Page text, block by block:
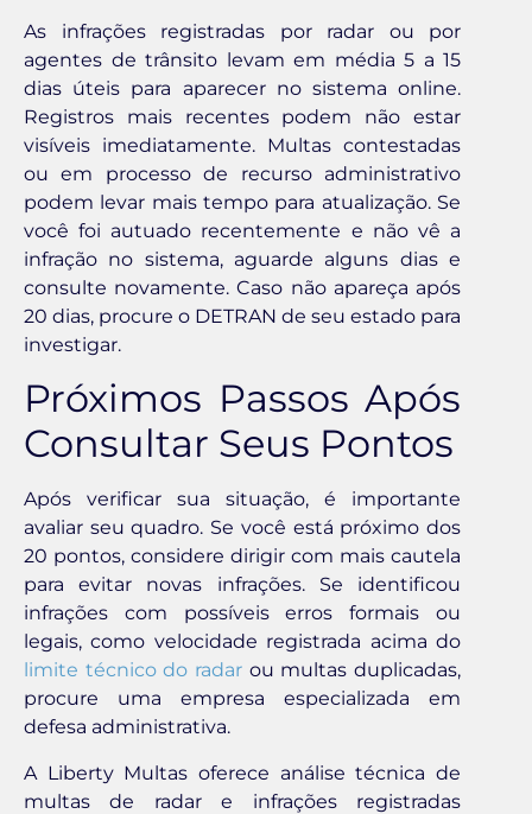
As infrações registradas por radar ou por
agentes de trânsito levam em média 5 a 15
dias úteis para aparecer no sistema online.
Registros mais recentes podem não estar
visíveis imediatamente. Multas contestadas
ou em processo de recurso administrativo
podem levar mais tempo para atualização. Se
você foi autuado recentemente e não vê a
infração no sistema, aguarde alguns dias e
consulte novamente. Caso não apareça após
20 dias, procure o DETRAN de seu estado para
investigar.
Próximos Passos Após
Consultar Seus Pontos
Após verificar sua situação, é importante
avaliar seu quadro. Se você está próximo dos
20 pontos, considere dirigir com mais cautela
para evitar novas infrações. Se identificou
infrações com possíveis erros formais ou
legais, como velocidade registrada acima do
limite técnico do radar ou multas duplicadas,
procure uma empresa especializada em
defesa administrativa.
A Liberty Multas oferece análise técnica de
multas de radar e infrações registradas